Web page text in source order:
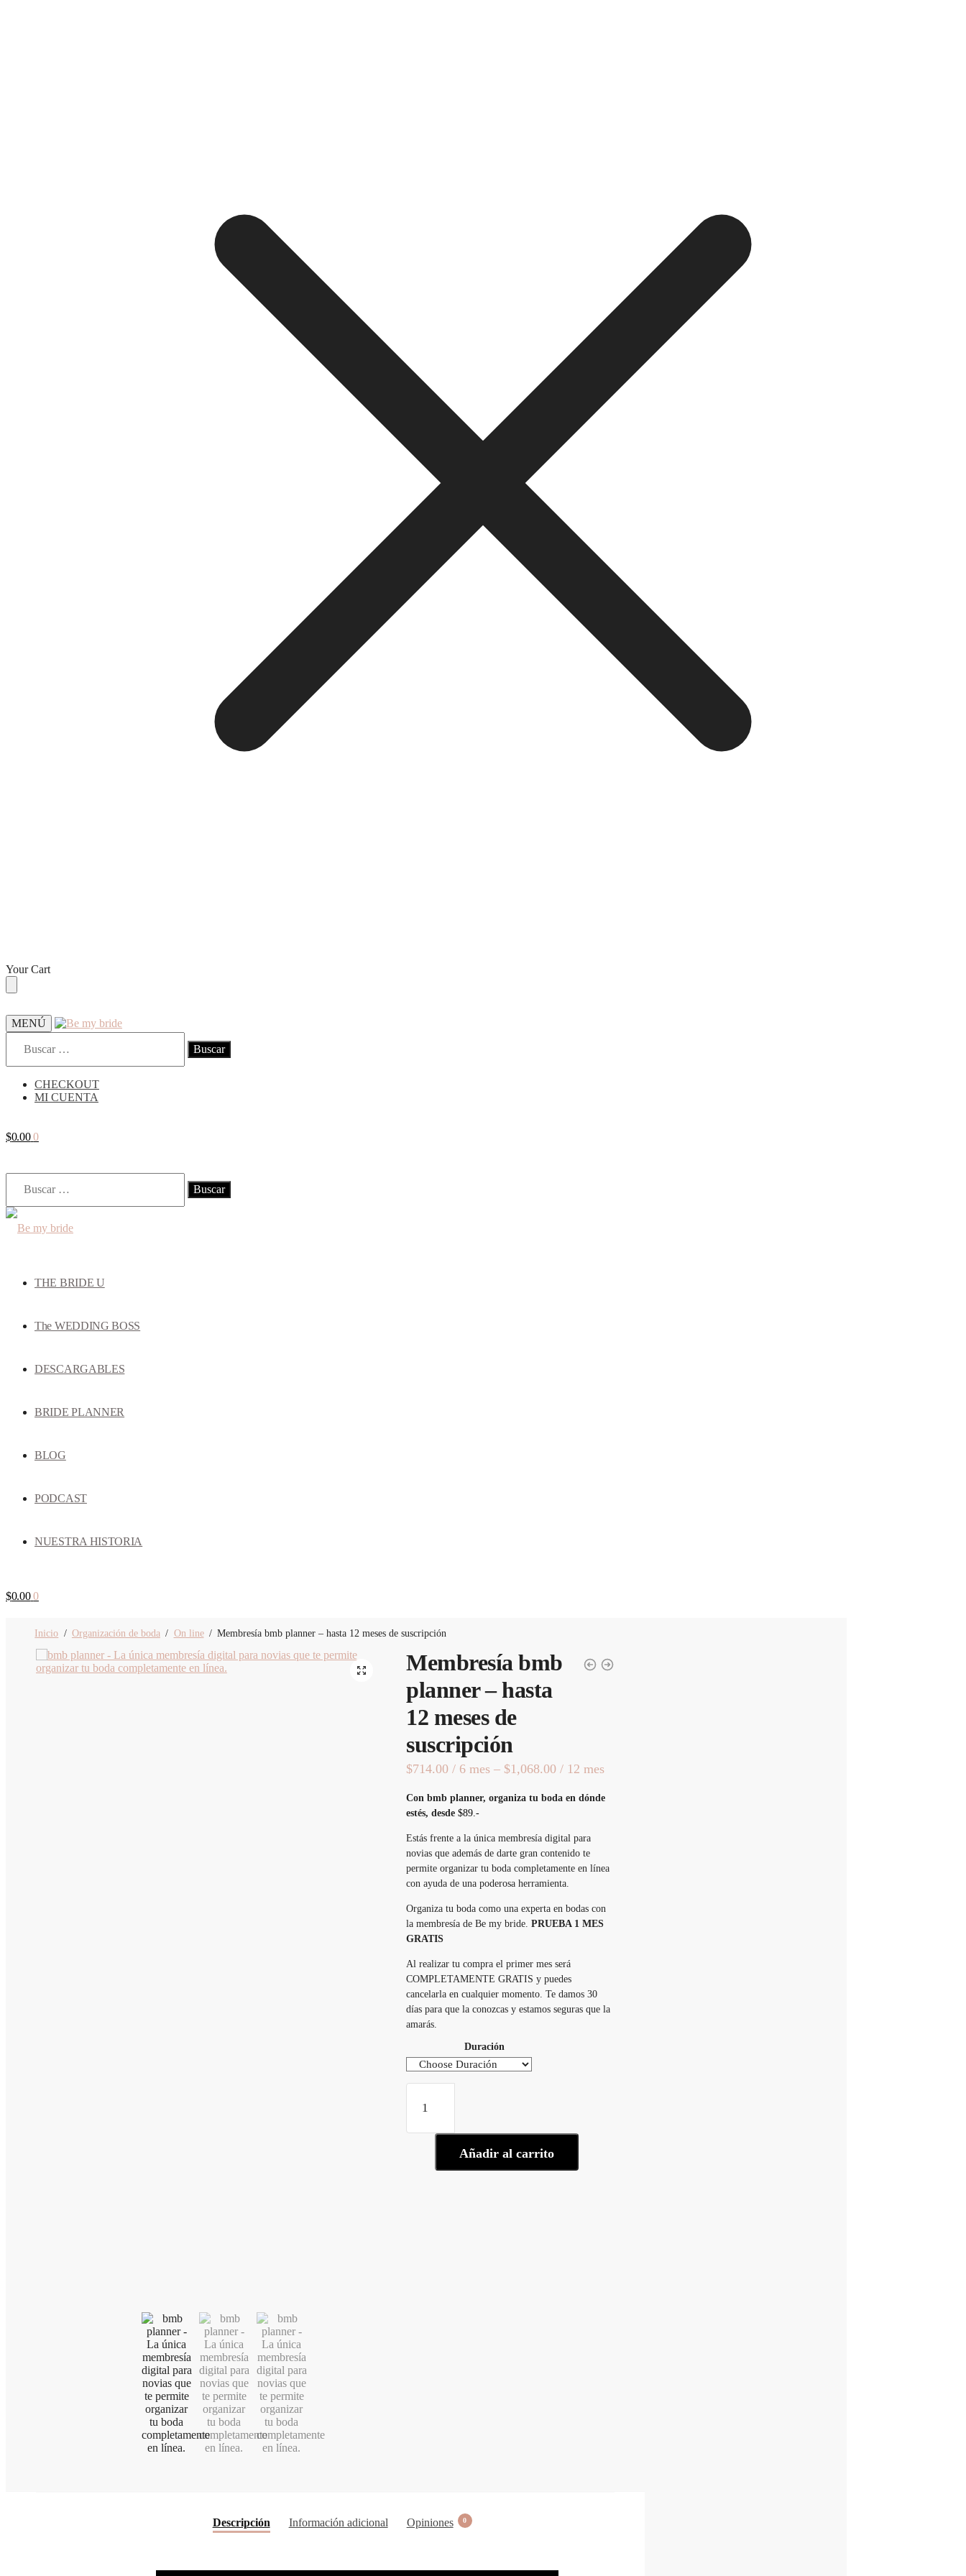
Your Cart
MENÚ
CHECKOUT
MI CUENTA
$0.00 0
THE BRIDE U
The WEDDING BOSS
DESCARGABLES
BRIDE PLANNER
BLOG
PODCAST
NUESTRA HISTORIA
$0.00 0
Inicio / Organización de boda / On line / Membresía bmb planner – hasta 12 meses de suscripción
🔍
Membresía bmb
planner – hasta
12 meses de
suscripción
$714.00 / 6 mes – $1,068.00 / 12 mes
Con bmb planner, organiza tu boda en dónde
estés, desde$89.-
Estás frente a la única membresía digital para
novias que además de darte gran contenido te
permite organizar tu boda completamente en línea
con ayuda de una poderosa herramienta.
Organiza tu boda como una experta en bodas con
la membresía de Be my bride.PRUEBA 1 MES
GRATIS
Al realizar tu compra el primer mes será
COMPLETAMENTE GRATIS y puedes
cancelarla en cualquier momento. Te damos 30
días para que la conozcas y estamos seguras que la
amarás.
Duración
Añadir al carrito
Descripción Información adicional Opiniones 0